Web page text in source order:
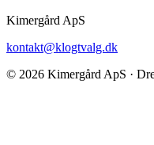
Kimergård ApS
kontakt@klogtvalg.dk
© 2026 Kimergård ApS ·